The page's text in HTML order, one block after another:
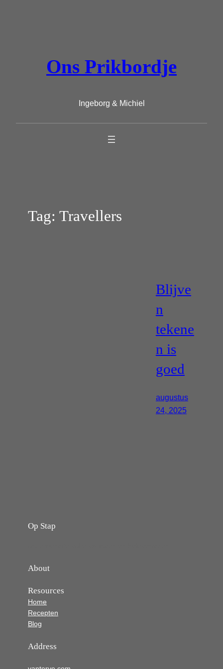
Ons Prikbordje
Ingeborg & Michiel
Tag: Travellers
Blijve
n
tekene
n is
goed
augustus
24, 2025
Op Stap
About
Resources
Home
Recepten
Blog
Address